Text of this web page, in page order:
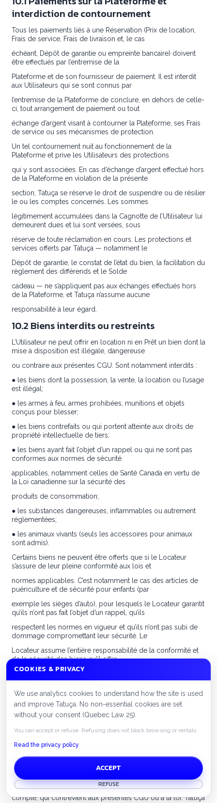
COOKIES & PRIVACY
We use analytics cookies to understand how the site is used
and improve Tatuça. No non-essential cookies are set
without your consent (Quebec Law 25).
You can accept or refuse. Refusing does not block browsing or rentals.
Read the privacy policy
ACCEPT
REFUSE
interdiction de contournement
Tous les paiements liés à une Réservation (Prix de location,
Frais de service, Frais de livraison et, le cas
échéant, Dépôt de garantie ou empreinte bancaire) doivent
être effectués par l’entremise de la
Plateforme et de son fournisseur de paiement. Il est interdit
aux Utilisateurs qui se sont connus par
l’entremise de la Plateforme de conclure, en dehors de celle-
ci, tout arrangement de paiement ou tout
échange d’argent visant à contourner la Plateforme, ses Frais
de service ou ses mécanismes de protection.
Un tel contournement nuit au fonctionnement de la
Plateforme et prive les Utilisateurs des protections
qui y sont associées. En cas d’échange d’argent effectué hors
de la Plateforme en violation de la présente
section, Tatuça se réserve le droit de suspendre ou de résilier
le ou les comptes concernés. Les sommes
légitimement accumulées dans la Cagnotte de l’Utilisateur lui
demeurent dues et lui sont versées, sous
réserve de toute réclamation en cours. Les protections et
services offerts par Tatuça — notamment le
Dépôt de garantie, le constat de l’état du bien, la facilitation du
règlement des différends et le Solde
cadeau — ne s’appliquent pas aux échanges effectués hors
de la Plateforme, et Tatuça n’assume aucune
responsabilité à leur égard.
10.2 Biens interdits ou restreints
L’Utilisateur ne peut offrir en location ni en Prêt un bien dont la
mise à disposition est illégale, dangereuse
ou contraire aux présentes CGU. Sont notamment interdits :
● les biens dont la possession, la vente, la location ou l’usage
est illégal;
● les armes à feu, armes prohibées, munitions et objets
conçus pour blesser;
● les biens contrefaits ou qui portent atteinte aux droits de
propriété intellectuelle de tiers;
● les biens ayant fait l’objet d’un rappel ou qui ne sont pas
conformes aux normes de sécurité
applicables, notamment celles de Santé Canada en vertu de
la Loi canadienne sur la sécurité des
produits de consommation;
● les substances dangereuses, inflammables ou autrement
réglementées;
● les animaux vivants (seuls les accessoires pour animaux
sont admis).
Certains biens ne peuvent être offerts que si le Locateur
s’assure de leur pleine conformité aux lois et
normes applicables. C’est notamment le cas des articles de
puériculture et de sécurité pour enfants (par
exemple les sièges d’auto), pour lesquels le Locateur garantit
qu’ils n’ont pas fait l’objet d’un rappel, qu’ils
respectent les normes en vigueur et qu’ils n’ont pas subi de
dommage compromettant leur sécurité. Le
Locateur assume l’entière responsabilité de la conformité et
de la sécurité des biens qu’il offre.
10.3 Contenu, comportements et
modération
L’Utilisateur s’engage à ne pas publier de contenu (annonces,
descriptions, photographies, demandes,
messages ou évaluations) illégal, trompeur, diffamatoire,
frauduleuses.
Tatuça peut, à tout moment, retirer ou rendre inaccessible
tout contenu, ou suspendre ou résilier tout
compte, qui contrevient aux présentes CGU ou à la loi. Tatuça